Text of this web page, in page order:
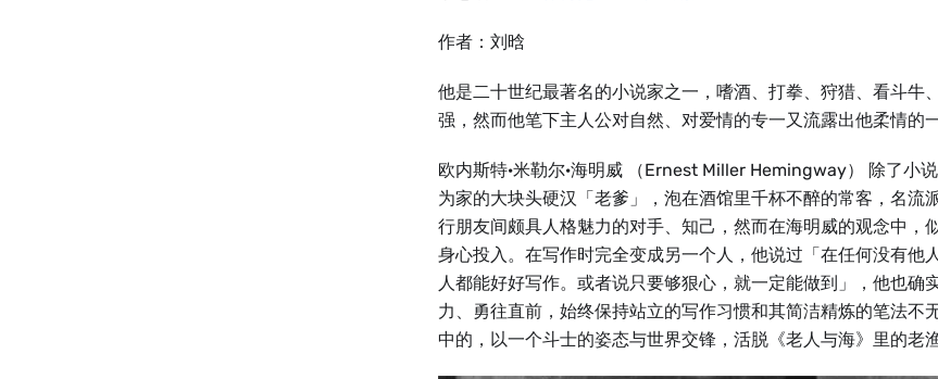
作者：刘晗
他是二十世纪最著名的小说家之一，嗜酒、打拳、狩猎、看斗牛
强，然而他笔下主人公对自然、对爱情的专一又流露出他柔情的
欧内斯特·米勒尔·海明威 （Ernest Miller Hemingway） 除了小
为家的大块头硬汉「老爹」，泡在酒馆里千杯不醉的常客，名流
行朋友间颇具人格魅力的对手、知己，然而在海明威的观念中，
身心投入。在写作时完全变成另一个人，他说过「在任何没有他
人都能好好写作。或者说只要够狠心，就一定能做到」，他也确
力、勇往直前，始终保持站立的写作习惯和其简洁精炼的笔法不
中的，以一个斗士的姿态与世界交锋，活脱《老人与海》里的老渔